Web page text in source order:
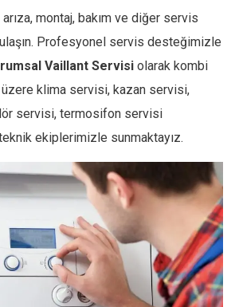
montaj, bakım ve diğer servis
Profesyonel servis desteğimizle
Vaillant Servisi olarak kombi
klima servisi, kazan servisi,
servisi, termosifon servisi
ekiplerimizle sunmaktayız.